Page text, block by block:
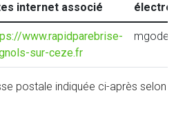
internet associé
www.rapidparebrise-
sur-ceze.fr
postale indiquée ci-après selon